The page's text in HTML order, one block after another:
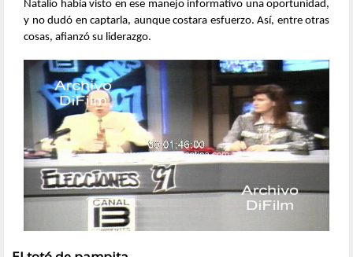
Natalio había visto en ese manejo informativo una oportunidad,
y no dudó en captarla, aunque costara esfuerzo. Así, entre otras
cosas, afianzó su liderazgo.